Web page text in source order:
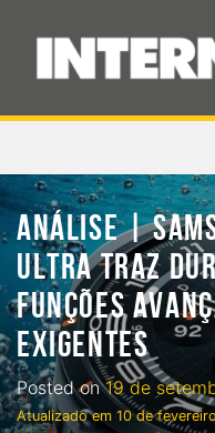
ANÁLISE |
ULTRA TRAZ
FUNÇÕES
EXIGENTES
Posted on19 de
Atualizado em 10 de